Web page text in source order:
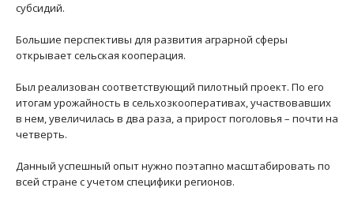
субсидий.
Большие перспективы для развития аграрной сферы
открывает сельская кооперация.
Был реализован соответствующий пилотный проект. По его
итогам урожайность в сельхозкооперативах, участвовавших
в нем, увеличилась в два раза, а прирост поголовья – почти на
четверть.
Данный успешный опыт нужно поэтапно масштабировать по
всей стране с учетом специфики регионов.